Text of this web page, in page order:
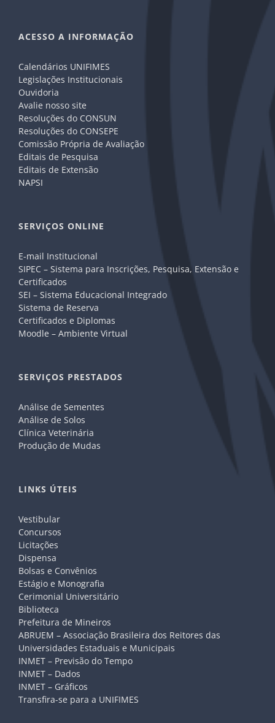
ACESSO A INFORMAÇÃO
Calendários UNIFIMES
Legislações Institucionais
Ouvidoria
Avalie nosso site
Resoluções do CONSUN
Resoluções do CONSEPE
Comissão Própria de Avaliação
Editais de Pesquisa
Editais de Extensão
NAPSI
SERVIÇOS ONLINE
E-mail Institucional
SIPEC – Sistema para Inscrições, Pesquisa, Extensão e
Certificados
SEI – Sistema Educacional Integrado
Sistema de Reserva
Certificados e Diplomas
Moodle – Ambiente Virtual
SERVIÇOS PRESTADOS
Análise de Sementes
Análise de Solos
Clínica Veterinária
Produção de Mudas
LINKS ÚTEIS
Vestibular
Concursos
Licitações
Dispensa
Bolsas e Convênios
Estágio e Monografia
Cerimonial Universitário
Biblioteca
Prefeitura de Mineiros
ABRUEM – Associação Brasileira dos Reitores das
Universidades Estaduais e Municipais
INMET – Previsão do Tempo
INMET – Dados
INMET – Gráficos
Transfira-se para a UNIFIMES